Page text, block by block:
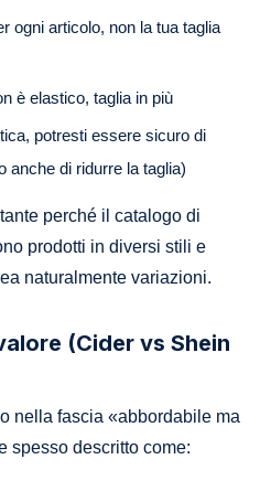
ogni articolo, non la tua taglia
è elastico, taglia in più
potresti essere sicuro di
anche di ridurre la taglia)
perché il catalogo di
prodotti in diversi stili e
naturalmente variazioni.
(Cider vs Shein
nella fascia «abbordabile ma
spesso descritto come: